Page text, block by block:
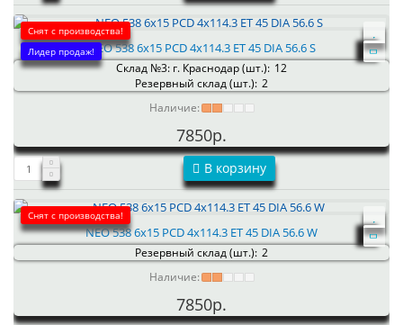
Снят с производства!
Лидер продаж!NEO 538 6x15 PCD 4x114.3 ET 45 DIA 56.6 S
Склад №3: г. Краснодар (шт.): 12
Резервный склад (шт.): 2
Наличие:
7850р.
В корзину
Снят с производства!
NEO 538 6x15 PCD 4x114.3 ET 45 DIA 56.6 W
Резервный склад (шт.): 2
Наличие:
7850р.